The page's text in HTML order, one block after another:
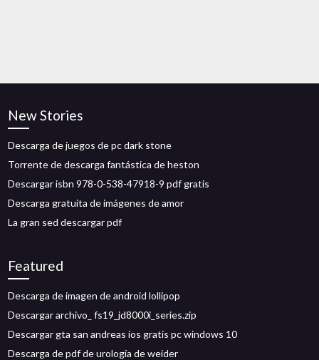
New Stories
Descarga de juegos de pc dark stone
Torrente de descarga fantástica de heston
Descargar isbn 978-0-538-47918-9 pdf gratis
Descarga gratuita de imágenes de amor
La gran sed descargar pdf
Featured
Descarga de imagen de android lollipop
Descargar archivo_ fs19_jd8000i_series.zip
Descargar gta san andreas ios gratis pc windows 10
Descarga de pdf de urología de weider